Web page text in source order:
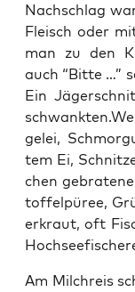
Nach­schlag
Fleisch oder
man zu den
auch “Bit­te …”
Ein
gelei,
tem Ei,
chen
tof­fel­pü­ree,
er­kraut, oft
Am Milch­reis